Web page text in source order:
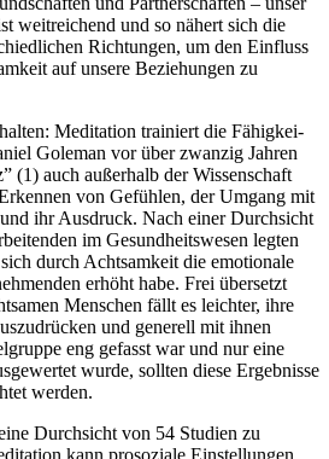
weitreichend und so nähert sich die
Richtungen, um den Einfluss
auf unsere Beziehungen zu
Medi­ta­tion trai­niert die Fähig­kei­
Gole­man vor über zwan­zig Jahren
(1) auch außerhalb der Wissenschaft
von Gefühlen, der Umgang mit
ihr Ausdruck. Nach einer Durchsicht
im Gesundheitswesen legten
durch Achtsamkeit die emotionale
erhöht habe. Frei übersetzt
Men­schen fällt es leich­ter, ihre
und generell mit ihnen
eng gefasst war und nur eine
wurde, sollten diese Ergebnisse
werden.
Durchsicht von 54 Studien zu
kann prosoziale Einstellungen